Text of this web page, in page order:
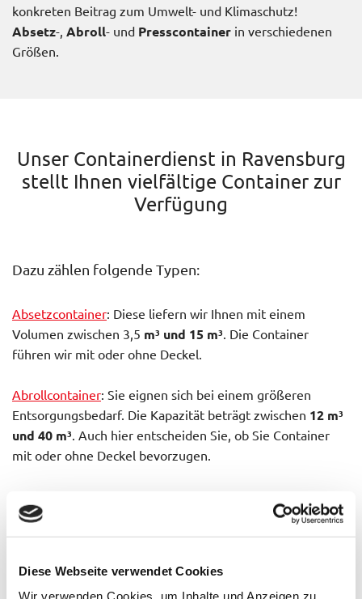
Diese Webseite verwendet Cookies
Wir verwenden Cookies, um Inhalte und Anzeigen zu
konkreten Beitrag zum Umwelt- und Klimaschutz!
Absetz-, Abroll- und Presscontainer in verschiedenen
Größen.
Unser Containerdienst in Ravensburg
stellt Ihnen vielfältige Container zur
Verfügung
Dazu zählen folgende Typen:
Absetzcontainer: Diese liefern wir Ihnen mit einem
Volumen zwischen 3,5 m³ und 15 m³ . Die Container
führen wir mit oder ohne Deckel.
Abrollcontainer: Sie eignen sich bei einem größeren
Entsorgungsbedarf. Die Kapazität beträgt zwischen 12 m³
und 40 m³ . Auch hier entscheiden Sie, ob Sie Container
mit oder ohne Deckel bevorzugen.
Containerdienst in Ravensburg erhalten Sie auch
Container, welche Wertstoffe platzsparend
wahlweise als Absetz- oder Abrollcontainer. Das Volumen